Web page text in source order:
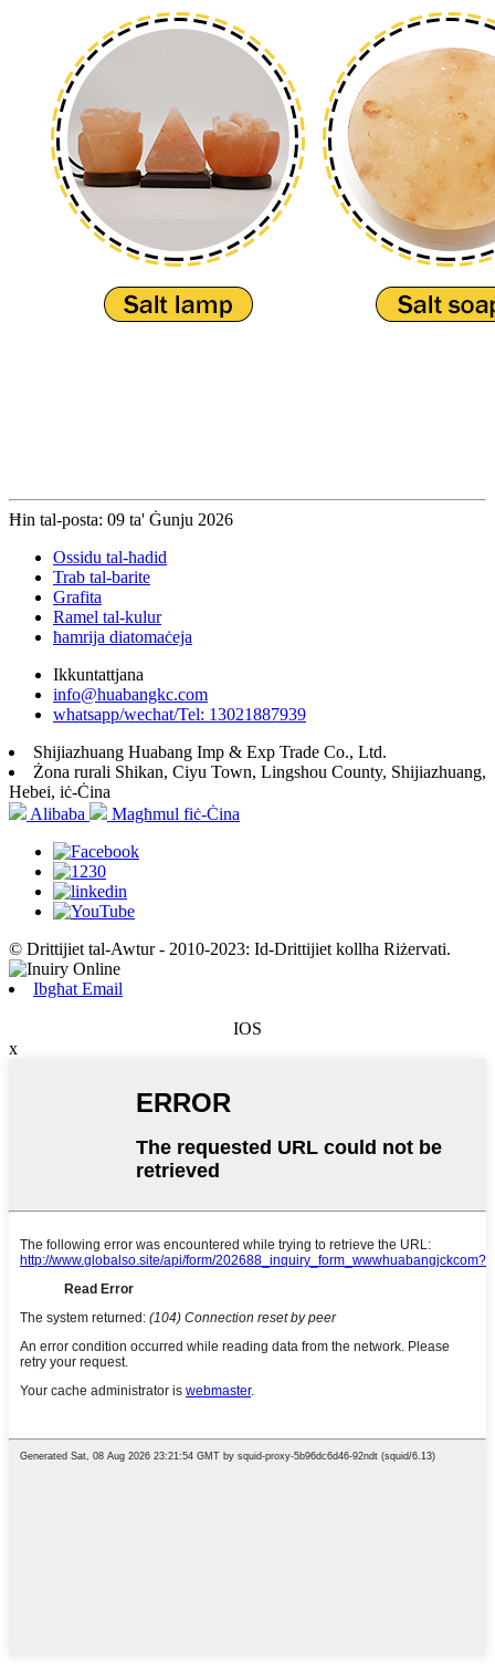
Ħin tal-posta: 09 ta' Ġunju 2026
Ossidu tal-ħadid
Trab tal-barite
Grafita
Ramel tal-kulur
ħamrija diatomaċeja
Ikkuntattjana
info@huabangkc.com
whatsapp/wechat/Tel: 13021887939
Shijiazhuang Huabang Imp & Exp Trade Co., Ltd.
Żona rurali Shikan, Ciyu Town, Lingshou County, Shijiazhuang,
Hebei, iċ-Ċina
Alibaba
Magħmul fiċ-Ċina
© Drittijiet tal-Awtur - 2010-2023: Id-Drittijiet kollha Riżervati.
Ibgħat Email
IOS
x